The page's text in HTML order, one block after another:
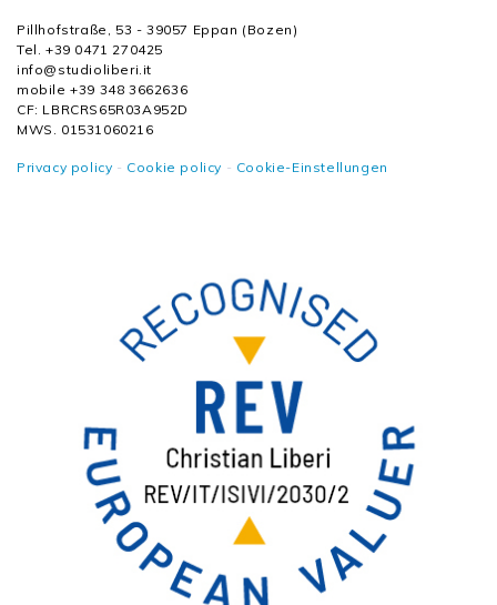
Pillhofstraße, 53 - 39057 Eppan (Bozen)
Tel. +39 0471 270425
info@studioliberi.it
mobile +39 348 3662636
CF: LBRCRS65R03A952D
MWS. 01531060216
Privacy policy - Cookie policy - Cookie-Einstellungen